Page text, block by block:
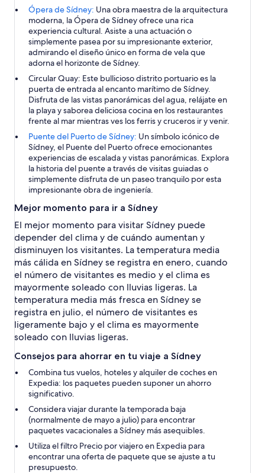
Ópera de Sídney: Una obra maestra de la arquitectura
moderna, la Ópera de Sídney ofrece una rica
experiencia cultural. Asiste a una actuación o
simplemente pasea por su impresionante exterior,
admirando el diseño único en forma de vela que
adorna el horizonte de Sídney.
Circular Quay: Este bullicioso distrito portuario es la
puerta de entrada al encanto marítimo de Sídney.
Disfruta de las vistas panorámicas del agua, relájate en
la playa y saborea deliciosa cocina en los restaurantes
frente al mar mientras ves los ferris y cruceros ir y venir.
Puente del Puerto de Sídney: Un símbolo icónico de
Sídney, el Puente del Puerto ofrece emocionantes
experiencias de escalada y vistas panorámicas. Explora
la historia del puente a través de visitas guiadas o
simplemente disfruta de un paseo tranquilo por esta
impresionante obra de ingeniería.
Mejor momento para ir a Sídney
El mejor momento para visitar Sídney puede
depender del clima y de cuándo aumentan y
disminuyen los visitantes. La temperatura media
más cálida en Sídney se registra en enero, cuando
el número de visitantes es medio y el clima es
mayormente soleado con lluvias ligeras. La
temperatura media más fresca en Sídney se
registra en julio, el número de visitantes es
ligeramente bajo y el clima es mayormente
soleado con lluvias ligeras.
Consejos para ahorrar en tu viaje a Sídney
Combina tus vuelos, hoteles y alquiler de coches en
Expedia: los paquetes pueden suponer un ahorro
significativo.
Considera viajar durante la temporada baja
(normalmente de mayo a julio) para encontrar
paquetes vacacionales a Sídney más asequibles.
Utiliza el filtro Precio por viajero en Expedia para
encontrar una oferta de paquete que se ajuste a tu
presupuesto.